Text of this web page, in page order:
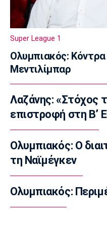
για τις Ισλανδία και
10:40
Μπάσκετ
Συνεχίζει στη
10:30
Στοίχημα
ΦΩΣ στο Στοίχημα:
10:20
10:10
Super League 1
Πρόταση του
Μονκαντά
Super League 1
Ολυμπιακός: Κόντρα
Μεντιλίμπαρ
Λαζάνης: «Στόχος
επιστροφή στη Β’
Ολυμπιακός: Ο
τη Ναϊμέγκεν
Ολυμπιακός: